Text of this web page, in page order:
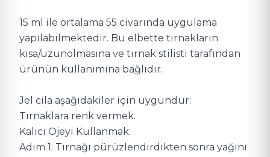
15 ml ile ortalama 55 civarında uygulama
yapılabilmektedir. Bu elbette tırnakların
kısa/uzunolmasına ve tırnak stilisti tarafından
ürünün kullanımına bağlıdır.
Jel cila aşağıdakiler için uygundur:
Tırnaklara renk vermek.
Kalıcı Ojeyi Kullanmak:
Adım 1: Tırnağı pürüzlendirdikten sonra yağını